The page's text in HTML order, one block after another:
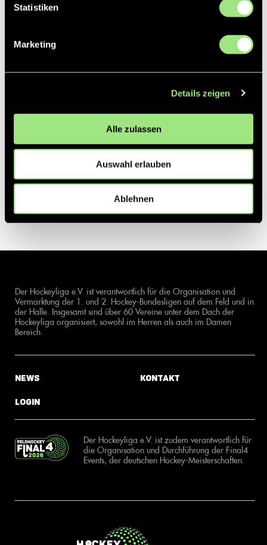
Statistiken
Marketing
Details zeigen
Alle zulassen
Auswahl erlauben
Ablehnen
Der Hockeyliga e.V. ist verantwortlich für die Organisation und
Vermarktung der 1. und 2. Hockey-Bundesligen auf dem Feld und in
der Halle. Insgesamt sind über 60 Vereine unter dem Dach der
Hockeyliga organisiert, sowohl im Herren als auch im Damen
Bereich.
News
Login
Kontakt
Der Hockeyliga e.V. ist zudem verantwortlich für
die Organisation und Durchführung der Final4
Events, der deutschen Hockey-Meisterschaften.